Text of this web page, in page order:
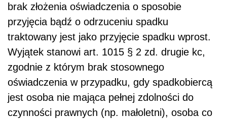
brak złożenia oświadczenia o sposobie
przyjęcia bądź o odrzuceniu spadku
traktowany jest jako przyjęcie spadku wprost.
Wyjątek stanowi art. 1015 § 2 zd. drugie kc,
zgodnie z którym brak stosownego
oświadczenia w przypadku, gdy spadkobiercą
jest osoba nie mająca pełnej zdolności do
czynności prawnych (np. małoletni), osoba co